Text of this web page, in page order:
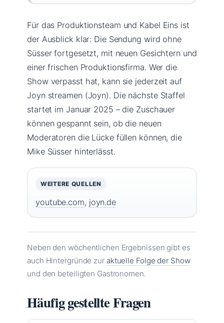
Für das Produktionsteam und Kabel Eins ist
der Ausblick klar: Die Sendung wird ohne
Süsser fortgesetzt, mit neuen Gesichtern und
einer frischen Produktionsfirma. Wer die
Show verpasst hat, kann sie jederzeit auf
Joyn streamen (Joyn). Die nächste Staffel
startet im Januar 2025 – die Zuschauer
können gespannt sein, ob die neuen
Moderatoren die Lücke füllen können, die
Mike Süsser hinterlässt.
WEITERE QUELLEN
youtube.com, joyn.de
Neben den wöchentlichen Ergebnissen gibt es
auch Hintergründe zur aktuelle Folge der Show
und den beteiligten Gastronomen.
Häufig gestellte Fragen